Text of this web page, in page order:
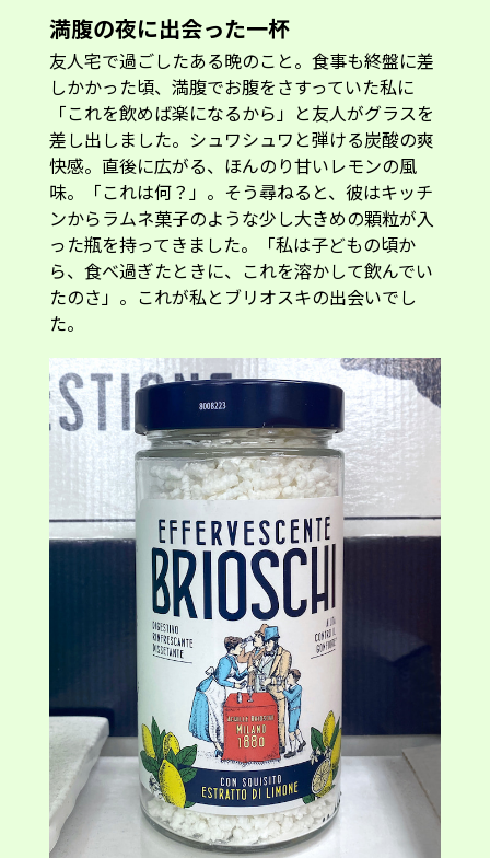
満腹の夜に出会った一杯
友人宅で過ごしたある晩のこと。食事も終盤に差
しかかった頃、満腹でお腹をさすっていた私に
「これを飲めば楽になるから」と友人がグラスを
差し出しました。シュワシュワと弾ける炭酸の爽
快感。直後に広がる、ほんのり甘いレモンの風
味。「これは何？」。そう尋ねると、彼はキッチ
ンからラムネ菓子のような少し大きめの顆粒が入
った瓶を持ってきました。「私は子どもの頃か
ら、食べ過ぎたときに、これを溶かして飲んでい
たのさ」。これが私とブリオスキの出会いでし
た。